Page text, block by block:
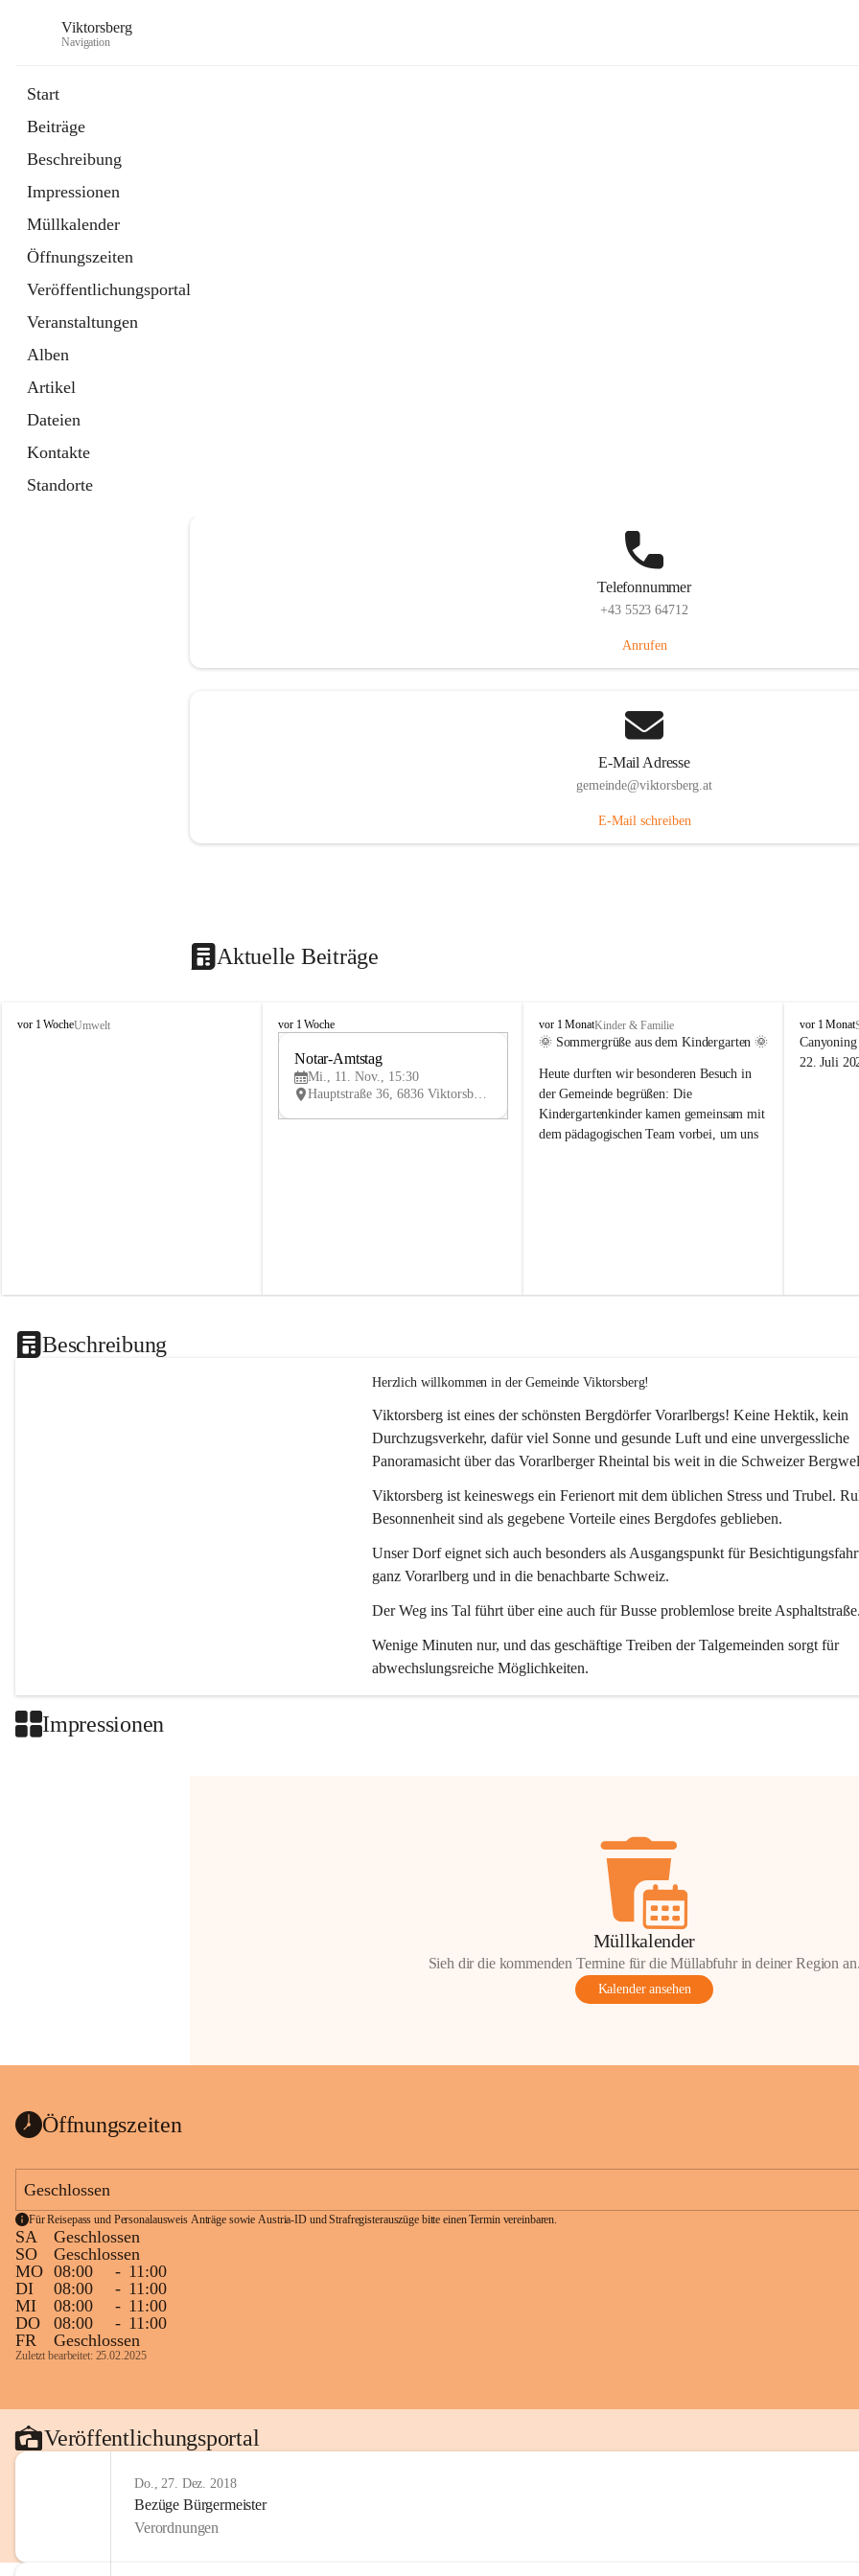
Viktorsberg
Navigation
Start
Beiträge
Beschreibung
Impressionen
Müllkalender
Öffnungszeiten
Veröffentlichungsportal
Veranstaltungen
Alben
Artikel
Dateien
Kontakte
Standorte
Telefonnummer
+43 5523 64712
Anrufen
E-Mail Adresse
gemeinde@viktorsberg.at
E-Mail schreiben
Aktuelle Beiträge
V
vor 1 WocheUmwelt
V
vor 1 Woche
V
Notar-Amtstag
Mi., 11. Nov., 15:30
Hauptstraße 36, 6836 Viktorsberg, AUT
V
i
t
o
r
s
vor 1 MonatKinder & Familie
🌞 Sommergrüße aus dem Kindergarten 🌞
Heute durften wir besonderen Besuch in
der Gemeinde begrüßen: Die
Kindergartenkinder kamen gemeinsam mit
dem pädagogischen Team vorbei, um uns
V
i
k
vor 1 Monat
22. Juli
Beschreibung
Herzlich willkommen in der Gemeinde Viktorsberg!
Viktorsberg ist eines der schönsten Bergdörfer Vorarlbergs! Keine Hektik, kein
Durchzugsverkehr, dafür viel Sonne und gesunde Luft und eine unvergessliche
Panoramasicht über das Vorarlberger Rheintal bis weit in die Schweizer
Viktorsberg ist keineswegs ein Ferienort mit dem üblichen Stress und Trubel.
Besonnenheit sind als gegebene Vorteile eines Bergdofes geblieben.
Unser Dorf eignet sich auch besonders als Ausgangspunkt für
ganz Vorarlberg und in die benachbarte Schweiz.
Der Weg ins Tal führt über eine auch für Busse problemlose breite
Wenige Minuten nur, und das geschäftige Treiben der Talgemeinden sorgt für
abwechslungsreiche Möglichkeiten.
Impressionen
Müllkalender
Sieh dir die kommenden Termine für die Müllabfuhr in deiner Region
Kalender ansehen
Öffnungszeiten
Geschlossen
Für Reisepass und Personalausweis Anträge sowie Austria-ID und Strafregisterauszüge bitte einen Termin vereinbaren.
SA
Geschlossen
SO
Geschlossen
MO 08:00 - 11:00
DI
08:00 - 11:00
MI
08:00 - 11:00
DO
08:00 - 11:00
FR
Geschlossen
Zuletzt bearbeitet: 25.02.2025
Veröffentlichungsportal
Do., 27. Dez. 2018
Bezüge Bürgermeister
Verordnungen